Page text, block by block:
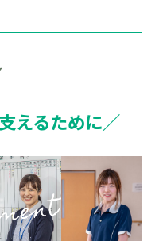
えるために／